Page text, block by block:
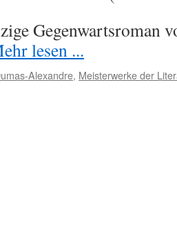
Gegenwartsroman
lesen ...
Alexandre, Meisterwerke der